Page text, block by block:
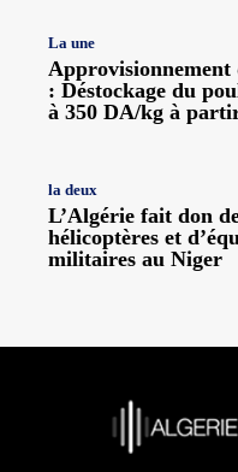
La une
Approvisionnement
: Déstockage du
à 350 DA/kg à
la deux
L’Algérie fait don
hélicoptères et
militaires au Niger